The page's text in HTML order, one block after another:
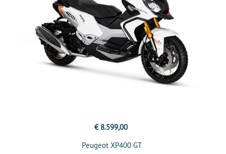
€ 8.599,00
Peugeot XP400 GT